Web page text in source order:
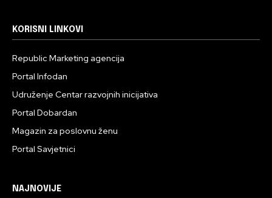
KORISNI LINKOVI
Republic Marketing agencija
Portal Infodan
Udruženje Centar razvojnih inicijativa
Portal Dobardan
Magazin za poslovnu ženu
Portal Savjetnici
NAJNOVIJE